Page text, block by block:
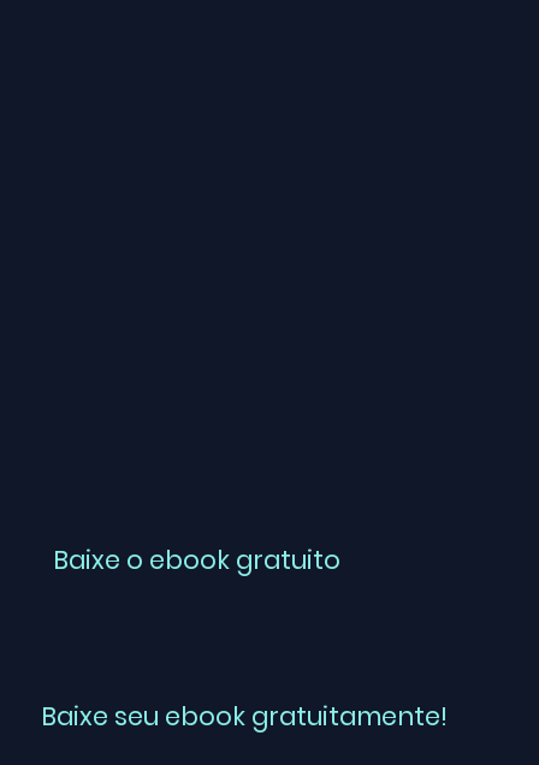
Baixe o ebook gratuito
Baixe seu ebook gratuitamente!